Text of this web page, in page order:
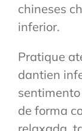
chineses
inferior.
Pratique
dantien
de forma